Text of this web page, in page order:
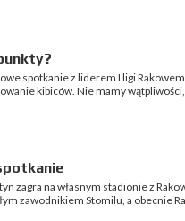
spotkanie z liderem I ligi
kibiców. Nie mamy
zagra na własnym stadionie z
zawodnikiem Stomilu, a obecnie